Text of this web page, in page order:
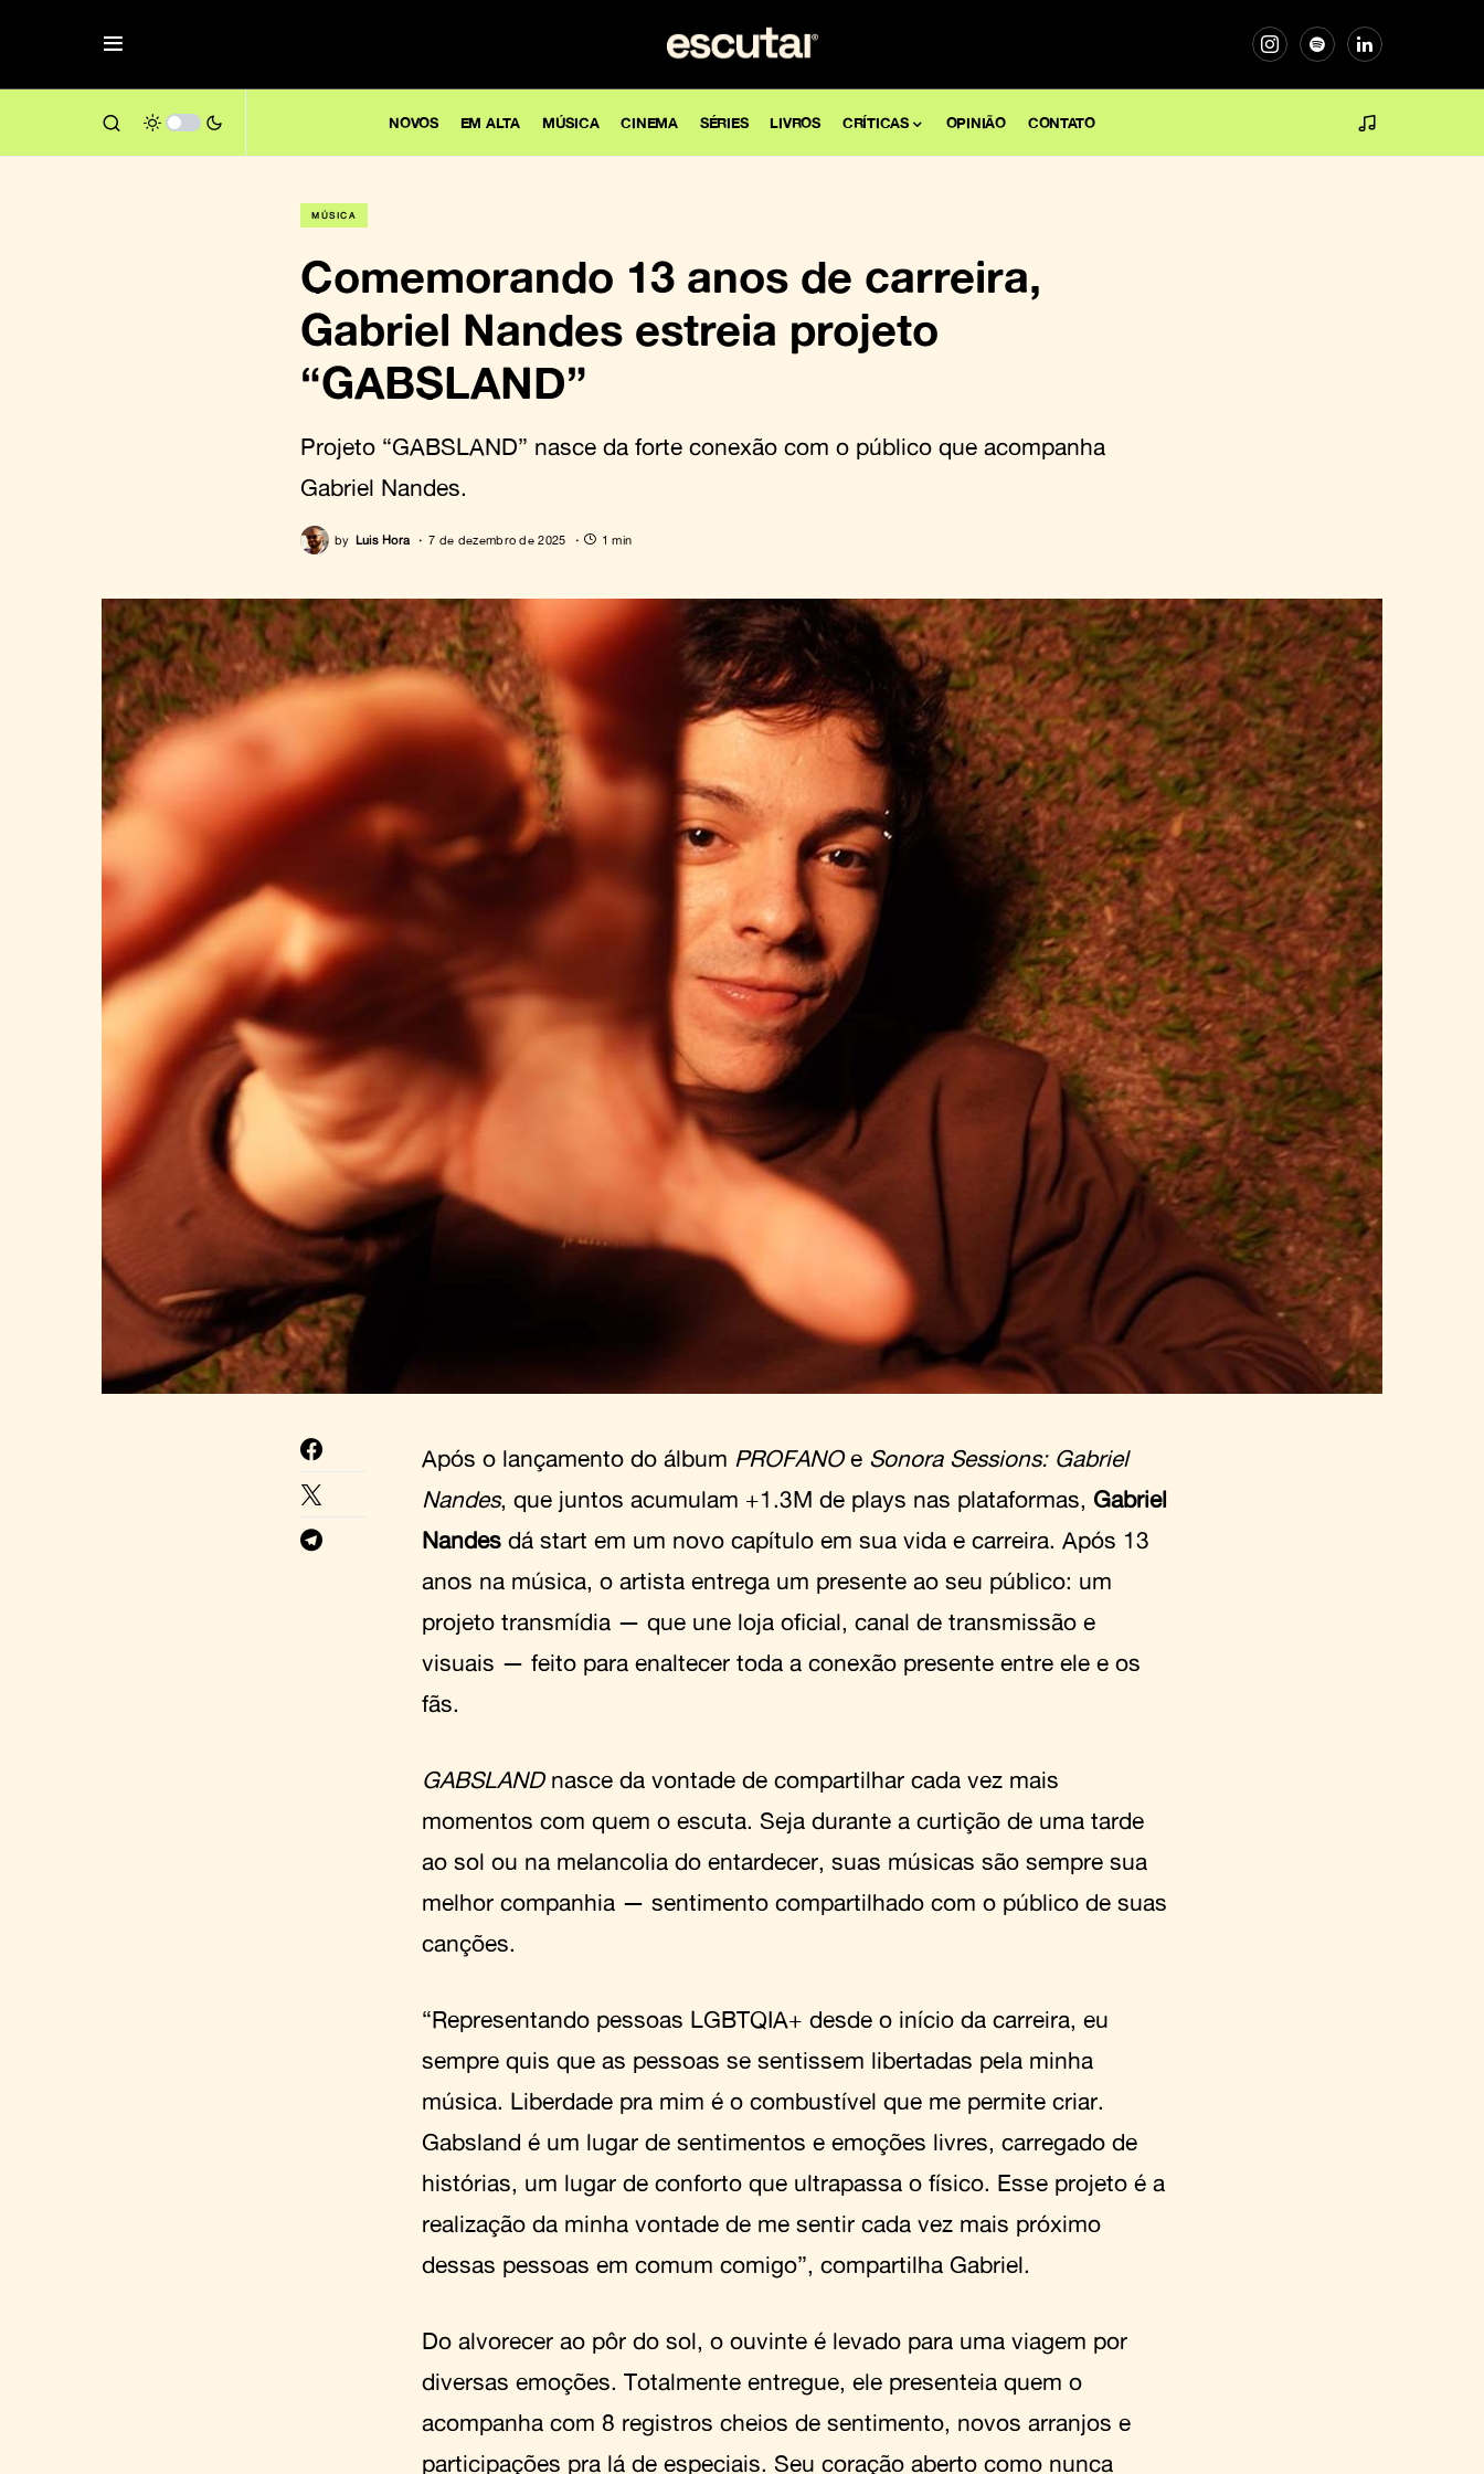
NOVOS EM ALTA MÚSICA CINEMA SÉRIES LIVROS CRÍTICAS OPINIÃO CONTATO
MÚSICA
Comemorando 13 anos de carreira,
Gabriel Nandes estreia projeto
“GABSLAND”
Projeto “GABSLAND” nasce da forte conexão com o público que acompanha
Gabriel Nandes.
by Luis Hora 7 de dezembro de 2025 1 min
Após o lançamento do álbum PROFANOe Sonora Sessions: Gabriel
Nandes, que juntos acumulam +1.3M de plays nas plataformas, Gabriel
Nandes dá start em um novo capítulo em sua vida e carreira. Após 13
anos na música, o artista entrega um presente ao seu público: um
projeto transmídia — que une loja oficial, canal de transmissão e
visuais — feito para enaltecer toda a conexão presente entre ele e os
fãs.
GABSLAND nasce da vontade de compartilhar cada vez mais
momentos com quem o escuta. Seja durante a curtição de uma tarde
ao sol ou na melancolia do entardecer, suas músicas são sempre sua
melhor companhia — sentimento compartilhado com o público de suas
canções.
“Representando pessoas LGBTQIA+ desde o início da carreira, eu
sempre quis que as pessoas se sentissem libertadas pela minha
música. Liberdade pra mim é o combustível que me permite criar.
Gabsland é um lugar de sentimentos e emoções livres, carregado de
histórias, um lugar de conforto que ultrapassa o físico. Esse projeto é a
realização da minha vontade de me sentir cada vez mais próximo
dessas pessoas em comum comigo”, compartilha Gabriel.
Do alvorecer ao pôr do sol, o ouvinte é levado para uma viagem por
diversas emoções. Totalmente entregue, ele presenteia quem o
acompanha com 8 registros cheios de sentimento, novos arranjos e
participações pra lá de especiais. Seu coração aberto como nunca